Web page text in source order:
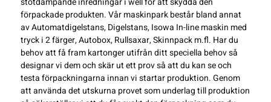
förpackade produkten. Vår maskinpark består bland annat
avAutomatdigelstans, Digelstans,Isowa In-line maskin med
tryck i 2 färger, Autobox, Rullsaxar,Skinnpackm.fl. Har du
behov att få fram kartonger utifrån ditt speciella behov så
designar vi dem och skär ut ett prov så att du kan se och
testa förpackningarna innan vi startar produktion. Genom
att använda det utskurna provet som underlag tillproduktion